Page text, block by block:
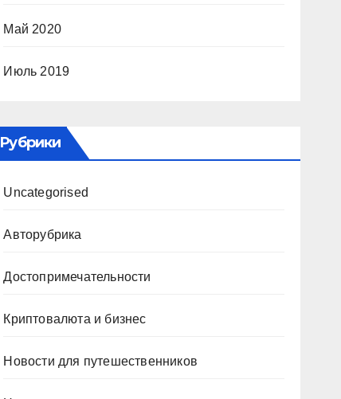
Май 2020
Июль 2019
Рубрики
Uncategorised
Авторубрика
Достопримечательности
Криптовалюта и бизнес
Новости для путешественников